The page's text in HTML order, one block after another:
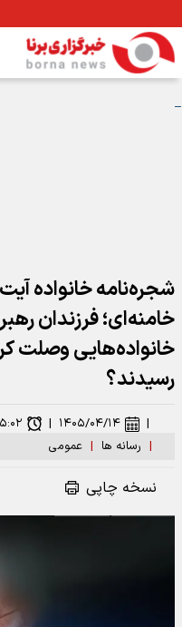
شجره‌نامه خانواده
خامنه‌ای؛ فرزندان
خانواده‌هایی وصلت
رسیدند؟
| رسانه ها | عمومی
| ۱۴۰۵/۰۴/۱۴ |
نسخه چاپی